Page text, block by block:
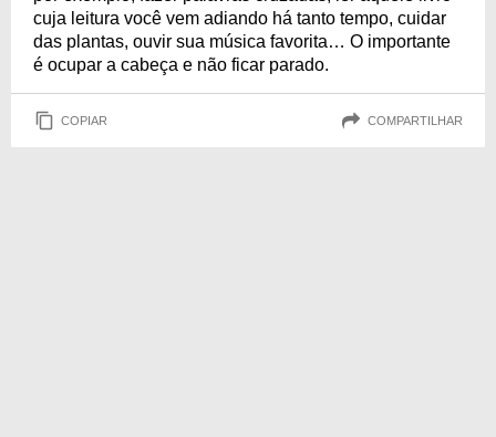
cuja leitura você vem adiando há tanto tempo, cuidar
das plantas, ouvir sua música favorita… O importante
é ocupar a cabeça e não ficar parado.
COPIAR COMPARTILHAR